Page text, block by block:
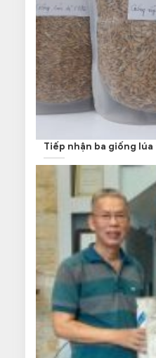
Tiếp nhận ba giống lúa